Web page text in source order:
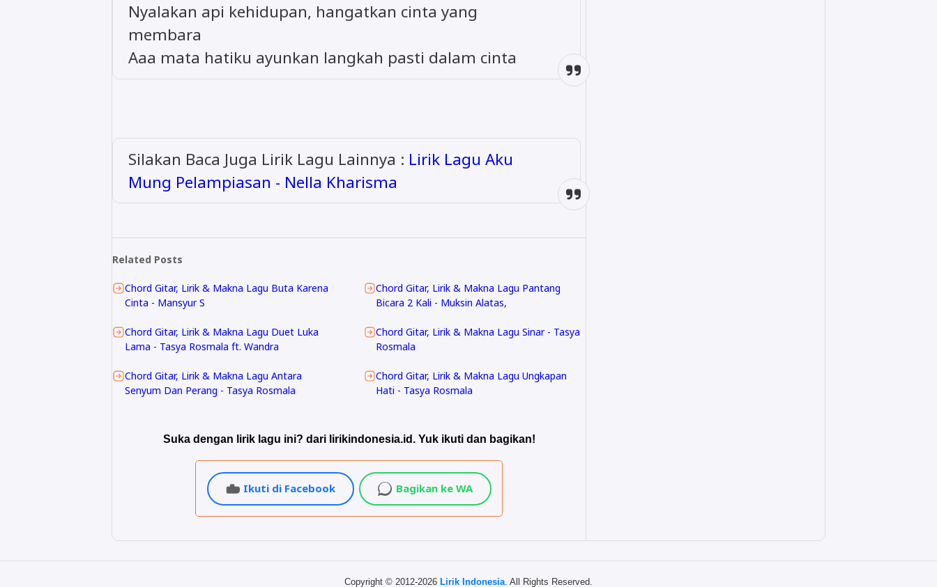
Nyalakan api kehidupan, hangatkan cinta yang
membara
Aaa mata hatiku ayunkan langkah pasti dalam cinta
Silakan Baca Juga Lirik Lagu Lainnya : Lirik Lagu Aku
Mung Pelampiasan - Nella Kharisma
Related Posts
Chord Gitar, Lirik & Makna Lagu Buta Karena
Cinta - Mansyur S
Chord Gitar, Lirik & Makna Lagu Pantang
Bicara 2 Kali - Muksin Alatas,
Chord Gitar, Lirik & Makna Lagu Duet Luka
Lama - Tasya Rosmala ft. Wandra
Chord Gitar, Lirik & Makna Lagu Sinar - Tasya
Rosmala
Chord Gitar, Lirik & Makna Lagu Antara
Senyum Dan Perang - Tasya Rosmala
Chord Gitar, Lirik & Makna Lagu Ungkapan
Hati - Tasya Rosmala
Suka dengan lirik lagu ini? dari lirikindonesia.id. Yuk ikuti dan bagikan!
Ikuti di Facebook Bagikan ke WA
Copyright © 2012-2026 Lirik Indonesia . All Rights Reserved.